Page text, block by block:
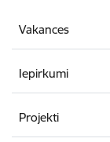
Vakances
Iepirkumi
Projekti